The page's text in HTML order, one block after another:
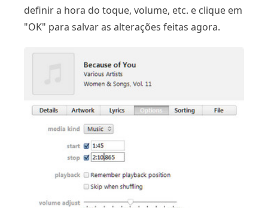
definir a hora do toque, volume, etc. e clique em
"OK" para salvar as alterações feitas agora.